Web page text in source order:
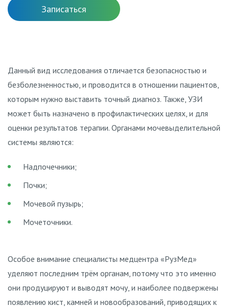
Записаться
Данный вид исследования отличается безопасностью и
безболезненностью, и проводится в отношении пациентов,
которым нужно выставить точный диагноз. Также, УЗИ
может быть назначено в профилактических целях, и для
оценки результатов терапии. Органами мочевыделительной
системы являются:
Надпочечники;
Почки;
Мочевой пузырь;
Мочеточники.
Особое внимание специалисты медцентра «РузМед»
уделяют последним трём органам, потому что это именно
они продуцируют и выводят мочу, и наиболее подвержены
появлению кист, камней и новообразований, приводящих к